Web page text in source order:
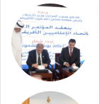
ا
ل
ر